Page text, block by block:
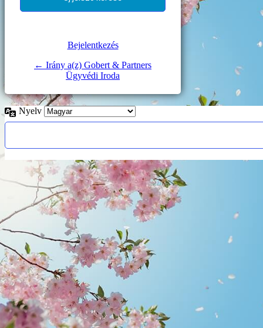
Bejelentkezés
← Irány a(z) Gobert & Partners
Ügyvédi Iroda
Nyelv